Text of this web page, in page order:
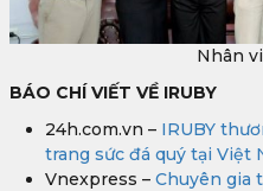
Nhân
BÁO CHÍ VIẾT VỀ IRUBY
24h.com.vn – IRUBY
trang sức đá quý tại Việt
Vnexpress – Chuyên gia